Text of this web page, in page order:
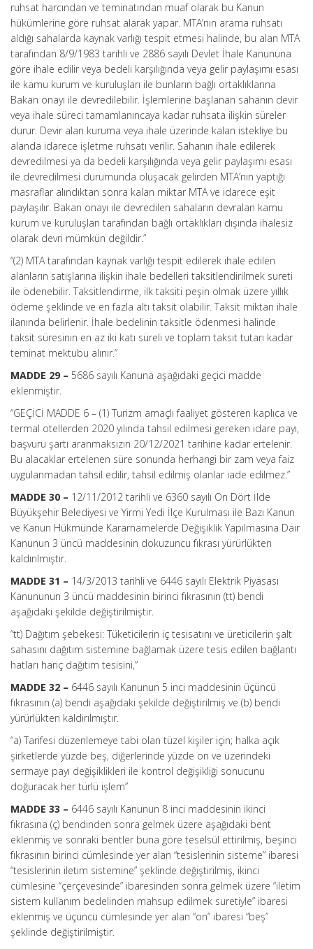
ruhsat harcından ve teminatından muaf olarak bu Kanun
hükümlerine göre ruhsat alarak yapar. MTA’nın arama ruhsatı
aldığı sahalarda kaynak varlığı tespit etmesi halinde, bu alan MTA
tarafından 8/9/1983 tarihli ve 2886 sayılı Devlet İhale Kanununa
göre ihale edilir veya bedeli karşılığında veya gelir paylaşımı esası
ile kamu kurum ve kuruluşları ile bunların bağlı ortaklıklarına
Bakan onayı ile devredilebilir. İşlemlerine başlanan sahanın devir
veya ihale süreci tamamlanıncaya kadar ruhsata ilişkin süreler
durur. Devir alan kuruma veya ihale üzerinde kalan istekliye bu
alanda idarece işletme ruhsatı verilir. Sahanın ihale edilerek
devredilmesi ya da bedeli karşılığında veya gelir paylaşımı esası
ile devredilmesi durumunda oluşacak gelirden MTA’nın yaptığı
masraflar alındıktan sonra kalan miktar MTA ve idarece eşit
paylaşılır. Bakan onayı ile devredilen sahaların devralan kamu
kurum ve kuruluşları tarafından bağlı ortaklıkları dışında ihalesiz
olarak devri mümkün değildir.”
“(2) MTA tarafından kaynak varlığı tespit edilerek ihale edilen
alanların satışlarına ilişkin ihale bedelleri taksitlendirilmek sureti
ile ödenebilir. Taksitlendirme, ilk taksiti peşin olmak üzere yıllık
ödeme şeklinde ve en fazla altı taksit olabilir. Taksit miktarı ihale
ilanında belirlenir. İhale bedelinin taksitle ödenmesi halinde
taksit süresinin en az iki katı süreli ve toplam taksit tutarı kadar
teminat mektubu alınır.”
MADDE 29 – 5686 sayılı Kanuna aşağıdaki geçici madde
eklenmiştir.
“GEÇİCİ MADDE 6 – (1) Turizm amaçlı faaliyet gösteren kaplıca ve
termal otellerden 2020 yılında tahsil edilmesi gereken idare payı,
başvuru şartı aranmaksızın 20/12/2021 tarihine kadar ertelenir.
Bu alacaklar ertelenen süre sonunda herhangi bir zam veya faiz
uygulanmadan tahsil edilir, tahsil edilmiş olanlar iade edilmez.”
MADDE 30 – 12/11/2012 tarihli ve 6360 sayılı On Dört İlde
Büyükşehir Belediyesi ve Yirmi Yedi İlçe Kurulması ile Bazı Kanun
ve Kanun Hükmünde Kararnamelerde Değişiklik Yapılmasına Dair
Kanunun 3 üncü maddesinin dokuzuncu fıkrası yürürlükten
kaldırılmıştır.
MADDE 31 – 14/3/2013 tarihli ve 6446 sayılı Elektrik Piyasası
Kanununun 3 üncü maddesinin birinci fıkrasının (tt) bendi
aşağıdaki şekilde değiştirilmiştir.
“tt) Dağıtım şebekesi: Tüketicilerin iç tesisatını ve üreticilerin şalt
sahasını dağıtım sistemine bağlamak üzere tesis edilen bağlantı
hatları hariç dağıtım tesisini,”
MADDE 32 – 6446 sayılı Kanunun 5 inci maddesinin üçüncü
fıkrasının (a) bendi aşağıdaki şekilde değiştirilmiş ve (b) bendi
yürürlükten kaldırılmıştır.
“a) Tarifesi düzenlemeye tabi olan tüzel kişiler için; halka açık
şirketlerde yüzde beş, diğerlerinde yüzde on ve üzerindeki
sermaye payı değişiklikleri ile kontrol değişikliği sonucunu
doğuracak her türlü işlem”
MADDE 33 – 6446 sayılı Kanunun 8 inci maddesinin ikinci
fıkrasına (ç) bendinden sonra gelmek üzere aşağıdaki bent
eklenmiş ve sonraki bentler buna göre teselsül ettirilmiş, beşinci
fıkrasının birinci cümlesinde yer alan “tesislerinin sisteme” ibaresi
“tesislerinin iletim sistemine” şeklinde değiştirilmiş, ikinci
cümlesine “çerçevesinde” ibaresinden sonra gelmek üzere “iletim
sistem kullanım bedelinden mahsup edilmek suretiyle” ibaresi
eklenmiş ve üçüncü cümlesinde yer alan “on” ibaresi “beş”
şeklinde değiştirilmiştir.